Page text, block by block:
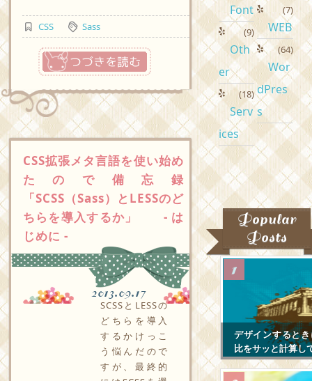
CSS Sass
つづきを読む
CSS拡張メタ言語を使い始め
たので備忘録
「SCSS（Sass）とLESSのど
ちらを導入するか」 - は
じめに -
2013.09.17
SCSSとLESSの
どちらを導入
するかけっこ
う悩んだので
すが、最終的
Font
Oth
er
(9)
Serv
ices
(18)
WEB
(7)
Wor
dPres
s
(64)
Popular
Posts
デザインすると
比をサッと計算し